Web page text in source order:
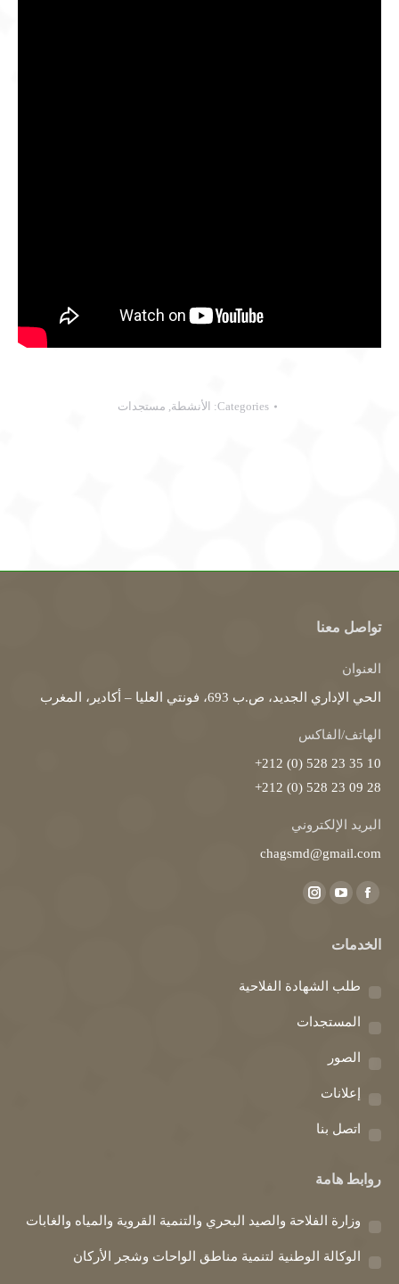
Categories: الأنشطة, مستجدات
تواصل معنا
العنوان
الحي الإداري الجديد، ص.ب 693، فونتي العليا – أكادير، المغرب
الهاتف/الفاكس
10 35 23 528 (0) 212+
28 09 23 528 (0) 212+
البريد الإلكتروني
chagsmd@gmail.com
Find us on:
Facebook
opens
new
window
YouTube
opens
new
window
Instagram
new
window
الخدمات
طلب الشهادة الفلاحية
المستجدات
الصور
إعلانات
اتصل بنا
روابط هامة
وزارة الفلاحة والصيد البحري والتنمية القروية والمياه والغابات
الوكالة الوطنية لتنمية مناطق الواحات وشجر الأركان